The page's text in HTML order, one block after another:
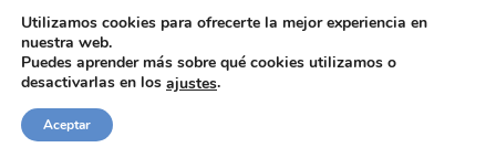
Utilizamos cookies para ofrecerte la mejor experiencia en
nuestra web.
Puedes aprender más sobre qué cookies utilizamos o
desactivarlas en los ajustes.
Aceptar